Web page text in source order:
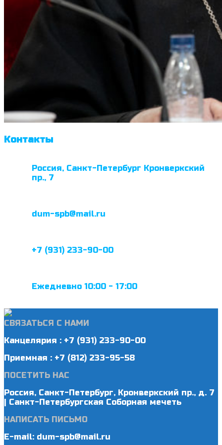
Контакты
Россия, Санкт-Петербург Кронверкский
пр., 7
dum-spb@mail.ru
+7 (931) 233-90-00
Ежедневно 10:00 - 17:00
СВЯЗАТЬСЯ С НАМИ
Канцелярия : +7 (931) 233-90-00
Приемная : +7 (812) 233-95-58
ПОСЕТИТЬ НАС
Россия, Санкт-Петербург, Кронверкский пр., д. 7
| Санкт-Петербургская Соборная мечеть
НАПИСАТЬ ПИСЬМО
E-mail: dum-spb@mail.ru